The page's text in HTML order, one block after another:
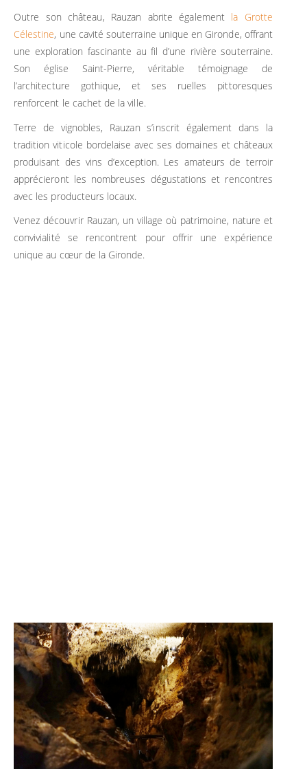
Outre son château, Rauzan abrite également la Grotte
Célestine, une cavité souterraine unique en Gironde, offrant
une exploration fascinante au fil d’une rivière souterraine.
Son église Saint-Pierre, véritable témoignage de
l’architecture gothique, et ses ruelles pittoresques
renforcent le cachet de la ville.
Terre de vignobles, Rauzan s’inscrit également dans la
tradition viticole bordelaise avec ses domaines et châteaux
produisant des vins d’exception. Les amateurs de terroir
apprécieront les nombreuses dégustations et rencontres
avec les producteurs locaux.
Venez découvrir Rauzan, un village où patrimoine, nature et
convivialité se rencontrent pour offrir une expérience
unique au cœur de la Gironde.